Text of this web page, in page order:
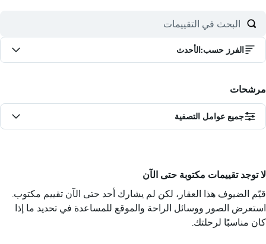
الفرز حسب:الأحدث
مرشحات
جميع عوامل التصفية
لا توجد تقييمات مكتوبة حتى الآن
قيّم الضيوف هذا العقار، لكن لم يشارك أحد حتى الآن تقييم مكتوب.
استعرض الصور ووسائل الراحة والموقع للمساعدة في تحديد ما إذا
كان مناسبًا لرحلتك.